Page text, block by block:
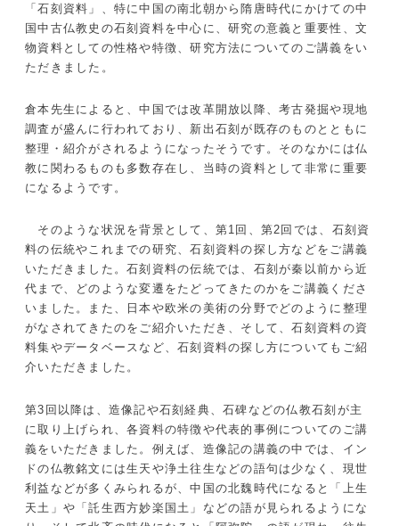
「石刻資料」、特に中国の南北朝から隋唐時代にかけての中
国中古仏教史の石刻資料を中心に、研究の意義と重要性、文
物資料としての性格や特徴、研究方法についてのご講義をい
ただきました。
倉本先生によると、中国では改革開放以降、考古発掘や現地
調査が盛んに行われており、新出石刻が既存のものとともに
整理・紹介がされるようになったそうです。そのなかには仏
教に関わるものも多数存在し、当時の資料として非常に重要
になるようです。
そのような状況を背景として、第1回、第2回では、石刻資
料の伝統やこれまでの研究、石刻資料の探し方などをご講義
いただきました。石刻資料の伝統では、石刻が秦以前から近
代まで、どのような変遷をたどってきたのかをご講義くださ
いました。また、日本や欧米の美術の分野でどのように整理
がなされてきたのをご紹介いただき、そして、石刻資料の資
料集やデータベースなど、石刻資料の探し方についてもご紹
介いただきました。
第3回以降は、造像記や石刻経典、石碑などの仏教石刻が主
に取り上げられ、各資料の特徴や代表的事例についてのご講
義をいただきました。例えば、造像記の講義の中では、イン
ドの仏教銘文には生天や浄土往生などの語句は少なく、現世
利益などが多くみられるが、中国の北魏時代になると「上生
天土」や「託生西方妙楽国土」などの語が見られるようにな